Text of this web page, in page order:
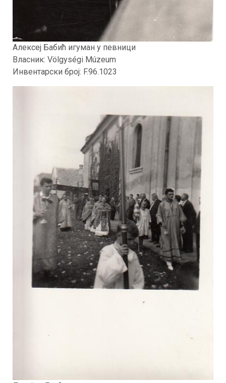
Алексеј Бабић игуман у певници
Власник: Völgységi Múzeum
Инвентарски број: F.96.1023